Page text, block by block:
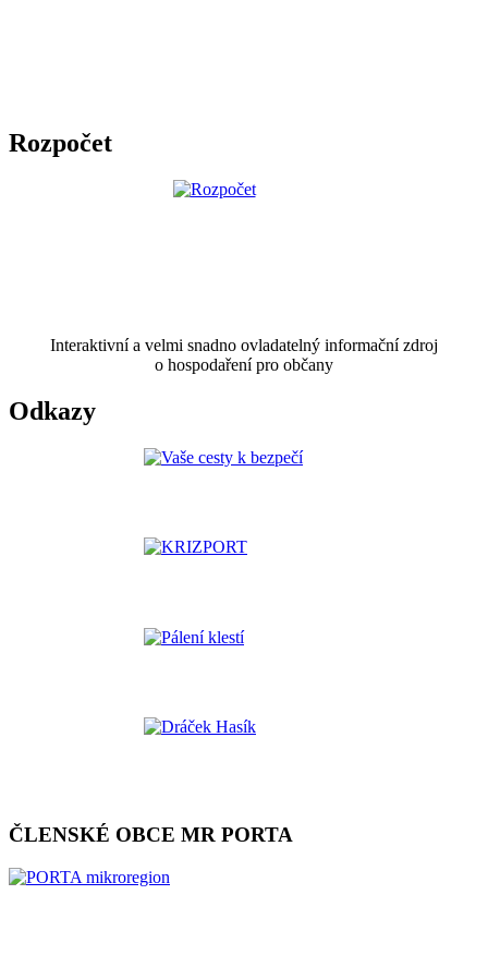
Rozpočet
Interaktivní a velmi snadno ovladatelný informační zdroj
o hospodaření pro občany
Odkazy
ČLENSKÉ OBCE MR PORTA